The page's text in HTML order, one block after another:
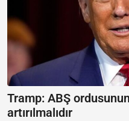
Tramp: ABŞ
artırılmalıdır